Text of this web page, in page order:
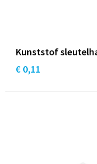
Kunststof
€ 0,11